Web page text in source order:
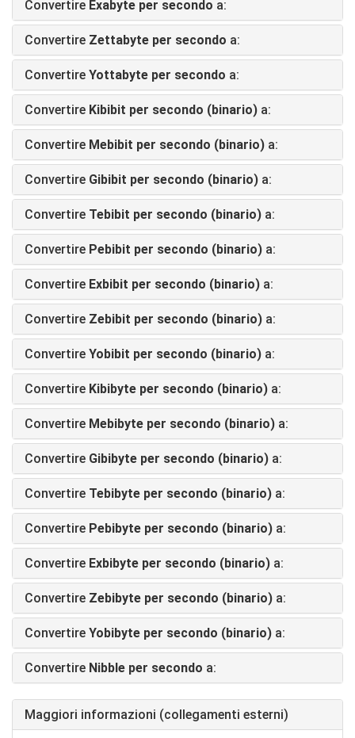
Convertire Exabyte per secondo a:
Convertire Zettabyte per secondo a:
Convertire Yottabyte per secondo a:
Convertire Kibibit per secondo (binario) a:
Convertire Mebibit per secondo (binario) a:
Convertire Gibibit per secondo (binario) a:
Convertire Tebibit per secondo (binario) a:
Convertire Pebibit per secondo (binario) a:
Convertire Exbibit per secondo (binario) a:
Convertire Zebibit per secondo (binario) a:
Convertire Yobibit per secondo (binario) a:
Convertire Kibibyte per secondo (binario) a:
Convertire Mebibyte per secondo (binario) a:
Convertire Gibibyte per secondo (binario) a:
Convertire Tebibyte per secondo (binario) a:
Convertire Pebibyte per secondo (binario) a:
Convertire Exbibyte per secondo (binario) a:
Convertire Zebibyte per secondo (binario) a:
Convertire Yobibyte per secondo (binario) a:
Convertire Nibble per secondo a:
Maggiori informazioni (collegamenti esterni)